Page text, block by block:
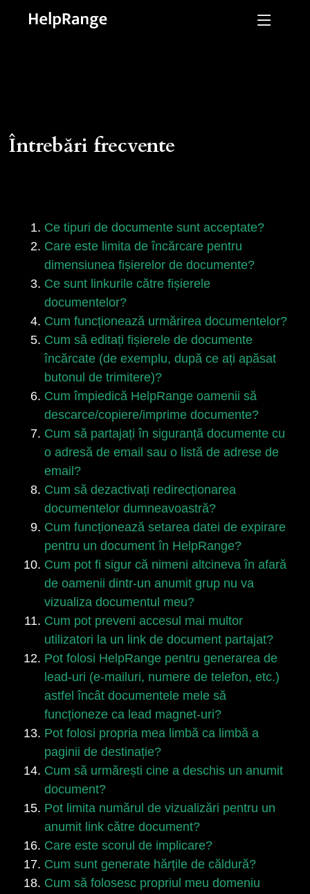
Întrebări frecvente
Ce tipuri de documente sunt acceptate?
Care este limita de încărcare pentru
dimensiunea fișierelor de documente?
Ce sunt linkurile către fișierele
documentelor?
Cum funcționează urmărirea documentelor?
Cum să editați fișierele de documente
încărcate (de exemplu, după ce ați apăsat
butonul de trimitere)?
Cum împiedică HelpRange oamenii să
descarce/copiere/imprime documente?
Cum să partajați în siguranță documente cu
o adresă de email sau o listă de adrese de
email?
Cum să dezactivați redirecționarea
documentelor dumneavoastră?
Cum funcționează setarea datei de expirare
pentru un document în HelpRange?
Cum pot fi sigur că nimeni altcineva în afară
de oamenii dintr-un anumit grup nu va
vizualiza documentul meu?
Cum pot preveni accesul mai multor
utilizatori la un link de document partajat?
Pot folosi HelpRange pentru generarea de
lead-uri (e-mailuri, numere de telefon, etc.)
astfel încât documentele mele să
funcționeze ca lead magnet-uri?
Pot folosi propria mea limbă ca limbă a
paginii de destinație?
Cum să urmărești cine a deschis un anumit
document?
Pot limita numărul de vizualizări pentru un
anumit link către document?
Care este scorul de implicare?
Cum sunt generate hărțile de căldură?
Cum să folosesc propriul meu domeniu